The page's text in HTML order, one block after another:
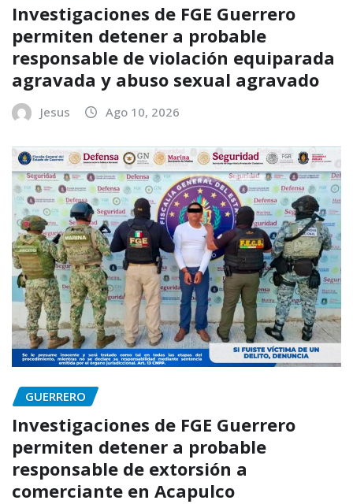
Investigaciones de FGE Guerrero
permiten detener a probable
responsable de violación equiparada
agravada y abuso sexual agravado
Jesus Ago 10, 2026
GUERRERO
Investigaciones de FGE Guerrero
permiten detener a probable
responsable de extorsión a
comerciante en Acapulco